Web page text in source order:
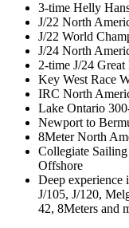
3-time Helly
J/22 North
J/22 World
J/24 North
2-time J/24
Key West Race
IRC North
Lake Ontario
Newport to
8Meter North
Collegiate
Offshore
Deep experience
J/105, J/120,
42, 8Meters and